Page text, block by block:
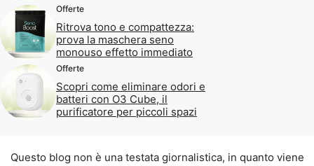
Offerte
Ritrova tono e compattezza:
prova la maschera seno
monouso effetto immediato
Offerte
Scopri come eliminare odori e
batteri con O3 Cube, il
purificatore per piccoli spazi
Questo blog non è una testata giornalistica, in quanto viene